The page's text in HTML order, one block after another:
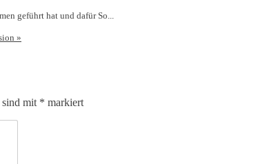
geführt hat und dafür So...
»
mit * markiert